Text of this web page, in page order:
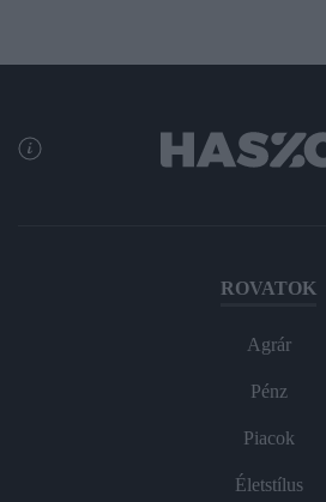
ROVATOK
Agrár
Pénz
Piacok
Életstílus